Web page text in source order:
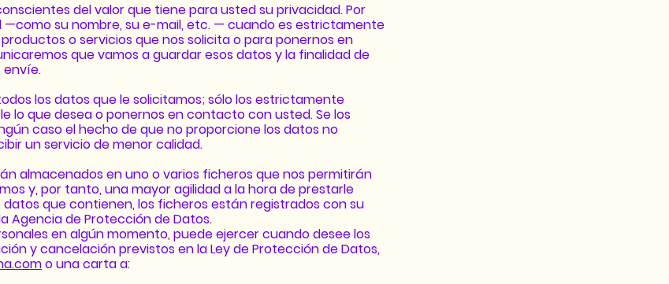
del valor que tiene para usted su privacidad. Por
—como su nombre, su e-mail, etc. — cuando es estrictamente
o servicios que nos solicita o para ponernos en
que vamos a guardar esos datos y la finalidad de
envíe.
los datos que le solicitamos; sólo los estrictamente
lo que desea o ponernos en contacto con usted. Se los
caso el hecho de que no proporcione los datos no
un servicio de menor calidad.
almacenados en uno o varios ficheros que nos permitirán
y, por tanto, una mayor agilidad a la hora de prestarle
que contienen, los ficheros están registrados con su
Agencia de Protección de Datos.
en algún momento, puede ejercer cuando desee los
y cancelación previstos en la Ley de Protección de Datos,
o una carta a: